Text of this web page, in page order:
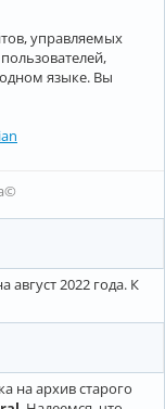
управляемых
языке. Вы
август 2022 года. К
на архив старого